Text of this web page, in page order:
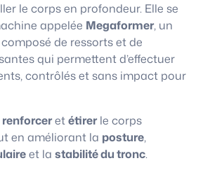
le corps en profondeur. Elle se
appelée Megaformer, un
de ressorts et de
qui permettent d’effectuer
contrôlés et sans impact pour
renforceretétirerle corps
en améliorant la posture,
et la stabilité du tronc.